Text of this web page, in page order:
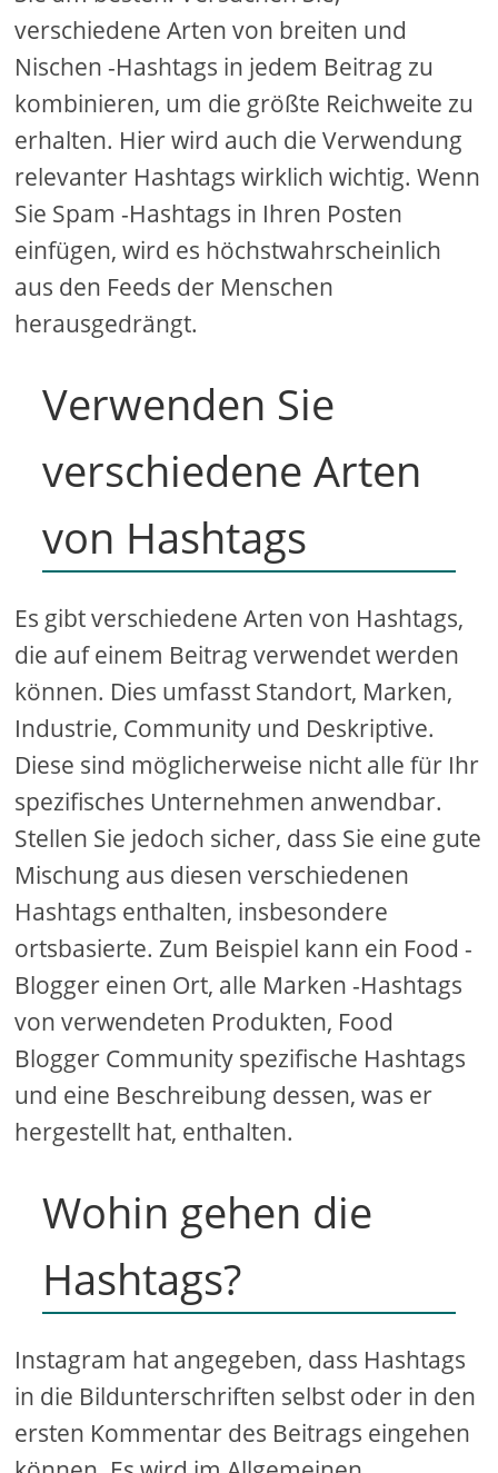
verschiedene Arten von breiten und
Nischen -Hashtags in jedem Beitrag zu
kombinieren, um die größte Reichweite zu
erhalten. Hier wird auch die Verwendung
relevanter Hashtags wirklich wichtig. Wenn
Sie Spam -Hashtags in Ihren Posten
einfügen, wird es höchstwahrscheinlich
aus den Feeds der Menschen
herausgedrängt.
Verwenden Sie
verschiedene Arten
von Hashtags
Es gibt verschiedene Arten von Hashtags,
die auf einem Beitrag verwendet werden
können. Dies umfasst Standort, Marken,
Industrie, Community und Deskriptive.
Diese sind möglicherweise nicht alle für Ihr
spezifisches Unternehmen anwendbar.
Stellen Sie jedoch sicher, dass Sie eine gute
Mischung aus diesen verschiedenen
Hashtags enthalten, insbesondere
ortsbasierte. Zum Beispiel kann ein Food -
Blogger einen Ort, alle Marken -Hashtags
von verwendeten Produkten, Food
Blogger Community spezifische Hashtags
und eine Beschreibung dessen, was er
hergestellt hat, enthalten.
Wohin gehen die
Hashtags?
Instagram hat angegeben, dass Hashtags
in die Bildunterschriften selbst oder in den
ersten Kommentar des Beitrags eingehen